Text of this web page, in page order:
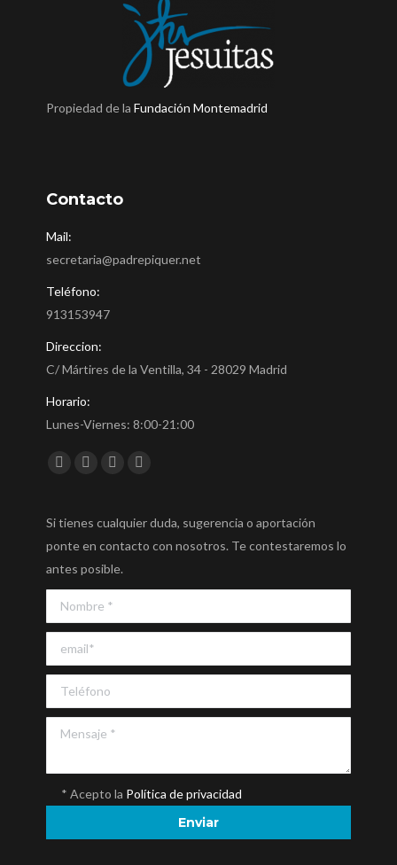
Propiedad de laFundación Montemadrid
Contacto
Mail:
secretaria@padrepiquer.net
Teléfono:
913153947
Direccion:
C/ Mártires de la Ventilla, 34 - 28029 Madrid
Horario:
Lunes-Viernes: 8:00-21:00
Encuéntranos en:
Si tienes cualquier duda, sugerencia o aportación
ponte en contacto con nosotros. Te contestaremos lo
antes posible.
* Acepto la Política de privacidad